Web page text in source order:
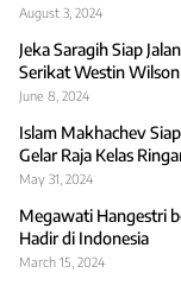
August 3, 2024
Jeka Saragih Siap
Serikat Westin Wilson
June 8, 2024
Islam Makhachev
Gelar Raja Kelas
May 31, 2024
Megawati Hangestri
Hadir di Indonesia
March 15, 2024